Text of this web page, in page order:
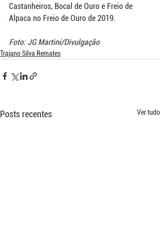
Castanheiros, Bocal de Ouro e Freio de
Alpaca no Freio de Ouro de 2019.
Foto: JG Martini/Divulgação
Trajano Silva Remates
Posts recentes Ver tudo